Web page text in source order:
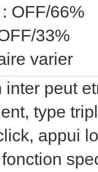
OFF/66%
33%
varier
inter peut
type
appui